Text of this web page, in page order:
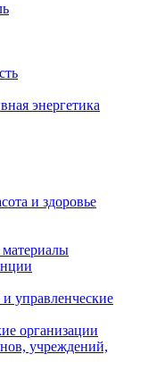
энергетика
и здоровье
материалы
управленческие
организации
учреждений,